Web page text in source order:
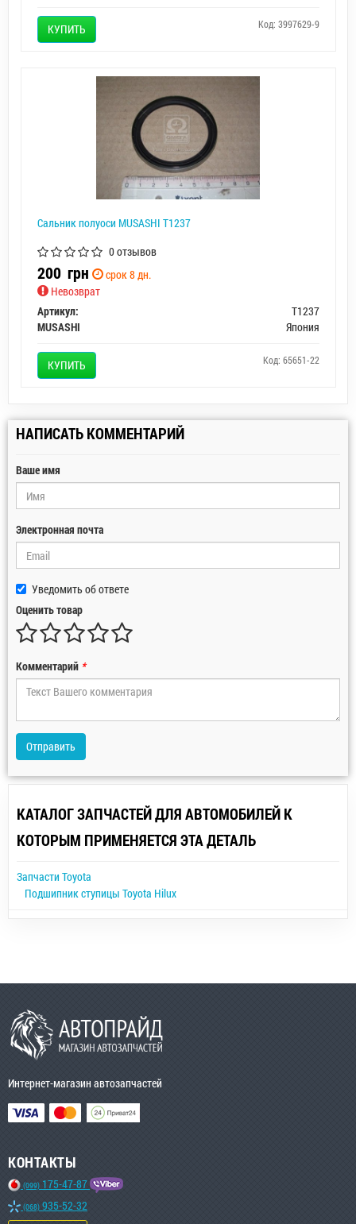
КУПИТЬ Код: 3997629-9
Сальник полуоси MUSASHI T1237
0 отзывов
200 грн
срок 8 дн.
Невозврат
Артикул:
T1237
MUSASHI
Япония
КУПИТЬ Код: 65651-22
НАПИСАТЬ КОММЕНТАРИЙ
Ваше имя
Электронная почта
Уведомить об ответе
Оценить товар
Комментарий *
Отправить
КАТАЛОГ ЗАПЧАСТЕЙ ДЛЯ АВТОМОБИЛЕЙ К
КОТОРЫМ ПРИМЕНЯЕТСЯ ЭТА ДЕТАЛЬ
Запчасти Toyota
Подшипник ступицы Toyota Hilux
Интернет-магазин автозапчастей
КОНТАКТЫ
(099) 175-47-87
(068) 935-52-32